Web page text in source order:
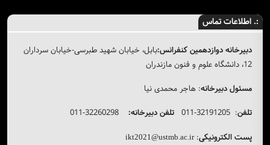
:. اطلاعات تماس
دبیرخانه دوازدهمین کنفرانس:بابل، خیابان شهید طبرسی-خیابان سرداران
12، دانشگاه علوم و فنون مازندران
مسئول دبیرخانه: هاجر محمدی نیا
تلفن: 32191205-011 تلفن دبیرخانه: 32260298-011
پست الکترونیکی:
ikt2021@ustmb.ac.ir